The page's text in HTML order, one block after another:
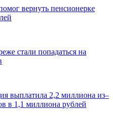
вернуть пенсионерке
стали попадаться на
выплатила 2,2 миллиона из–
в 1,1 миллиона рублей